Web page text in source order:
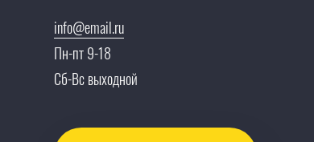
info@email.ru
Пн-пт 9-18
Сб-Вс выходной